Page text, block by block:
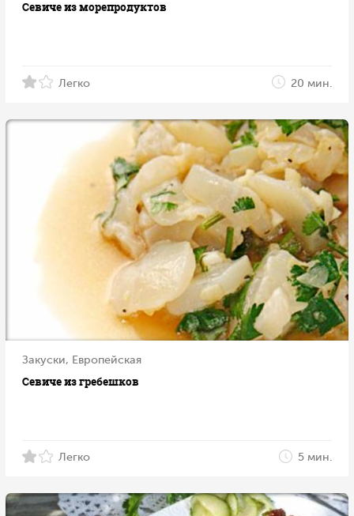
Севиче из морепродуктов
Легко 20 мин.
Закуски, Европейская
Севиче из гребешков
Легко 5 мин.